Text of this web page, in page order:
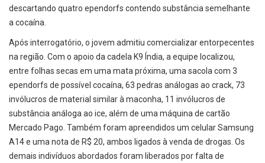
descartando quatro ependorfs contendo substância semelhante
a cocaína.
Após interrogatório, o jovem admitiu comercializar entorpecentes
na região. Com o apoio da cadela K9 Índia, a equipe localizou,
entre folhas secas em uma mata próxima, uma sacola com 3
ependorfs de possível cocaína, 63 pedras análogas ao crack, 73
invólucros de material similar à maconha, 11 invólucros de
substância análoga ao ice, além de uma máquina de cartão
Mercado Pago. Também foram apreendidos um celular Samsung
A14 e uma nota de R$ 20, ambos ligados à venda de drogas. Os
demais indivíduos abordados foram liberados por falta de